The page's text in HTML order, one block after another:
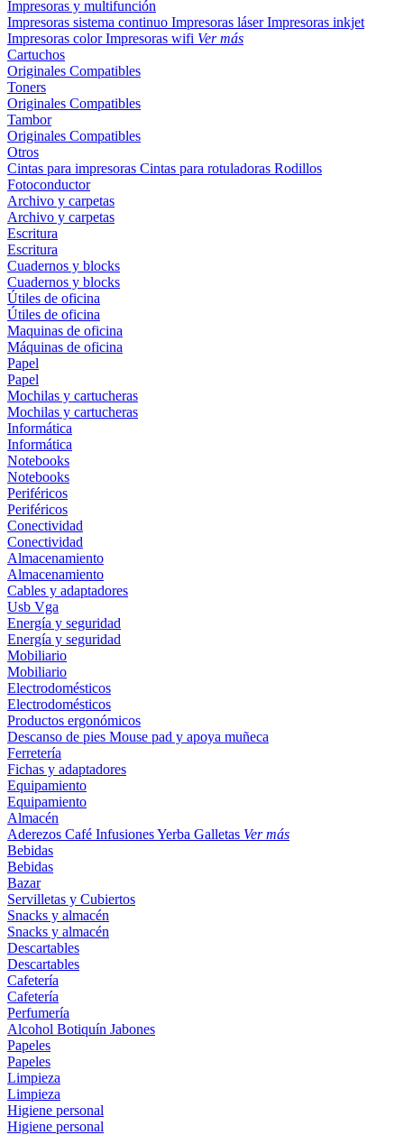
Impresoras y multifunción
Impresoras sistema continuo Impresoras láserImpresoras inkjet
Impresoras colorImpresoras wifi Ver más
Cartuchos
Originales Compatibles
Toners
Originales Compatibles
Tambor
Originales Compatibles
Otros
Cintas para impresoras Cintas para rotuladoras Rodillos
Fotoconductor
Archivo y carpetas
Archivo y carpetas
Escritura
Escritura
Cuadernos y blocks
Cuadernos y blocks
Útiles de oficina
Útiles de oficina
Maquinas de oficina
Máquinas de oficina
Papel
Papel
Mochilas y cartucheras
Mochilas y cartucheras
Informática
Informática
Notebooks
Notebooks
Periféricos
Periféricos
Conectividad
Conectividad
Almacenamiento
Almacenamiento
Cables y adaptadores
Usb Vga
Energía y seguridad
Energía y seguridad
Mobiliario
Mobiliario
Electrodomésticos
Electrodomésticos
Productos ergonómicos
Descanso de pies Mouse pad y apoya muñeca
Ferretería
Fichas y adaptadores
Equipamiento
Equipamiento
Almacén
Aderezos Café InfusionesYerba Galletas Ver más
Bebidas
Bebidas
Bazar
Servilletas y Cubiertos
Snacks y almacén
Snacks y almacén
Descartables
Descartables
Cafetería
Cafetería
Perfumería
Alcohol Botiquín Jabones
Papeles
Papeles
Limpieza
Limpieza
Higiene personal
Higiene personal